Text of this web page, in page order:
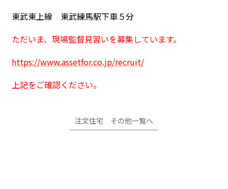
東武東上線 東武練馬駅下車５分
ただいま、現場監督見習いを募集しています。
https://www.assetfor.co.jp/recruit/
上記をご確認ください。
注文住宅 その他一覧へ